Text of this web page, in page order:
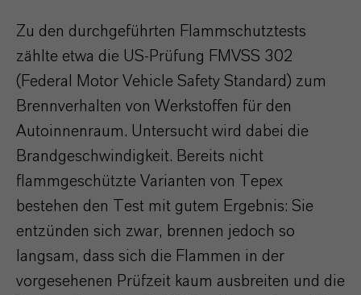
Zu den durchgeführten Flammschutztests
zählte etwa die US-Prüfung FMVSS 302
(Federal Motor Vehicle Safety Standard) zum
Brennverhalten von Werkstoffen für den
Autoinnenraum. Untersucht wird dabei die
Brandgeschwindigkeit. Bereits nicht
flammgeschützte Varianten von Tepex
bestehen den Test mit gutem Ergebnis: Sie
entzünden sich zwar, brennen jedoch so
langsam, dass sich die Flammen in der
vorgesehenen Prüfzeit kaum ausbreiten und die